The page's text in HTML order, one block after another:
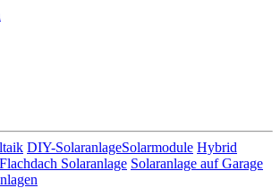
DIY-SolaranlageSolarmodule Hybrid
Flachdach Solaranlage Solaranlage auf Garage